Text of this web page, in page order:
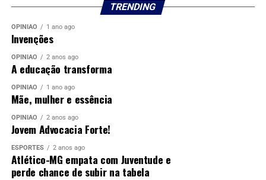
TRENDING
OPINIÃO 1 ano ago
Invenções
OPINIÃO 2 anos ago
A educação transforma
OPINIÃO 1 ano ago
Mãe, mulher e essência
OPINIÃO 2 anos ago
Jovem Advocacia Forte!
ESPORTES 2 anos ago
Atlético-MG empata com Juventude e
perde chance de subir na tabela